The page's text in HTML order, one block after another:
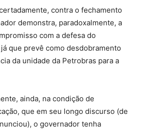
contra o fechamento
demonstra, paradoxalmente, a
com a defesa do
que prevê como desdobramento
da unidade da Petrobras para a
ainda, na condição de
que em seu longo discurso (de
o governador tenha